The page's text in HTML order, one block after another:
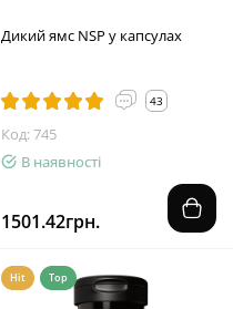
Дикий ямс NSP у капсулах
43
Код: 745
В наявності
1501.42грн.
Hit Top